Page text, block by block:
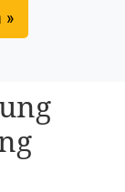
»